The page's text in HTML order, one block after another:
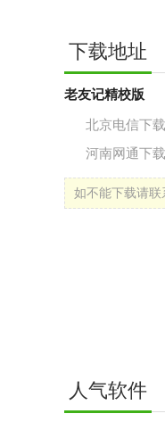
下载地址
老友记精校版
北京电信下载
河南网通下载
如不能下载请联
人气软件